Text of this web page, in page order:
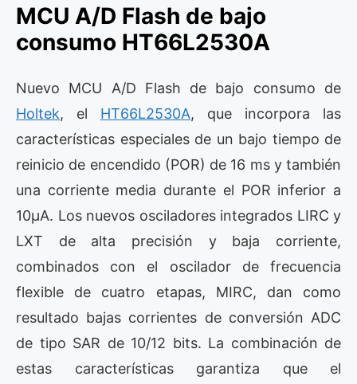
MCU A/D Flash de bajo
consumo HT66L2530A
Nuevo MCU A/D Flash de bajo consumo de
Holtek, el HT66L2530A, que incorpora las
características especiales de un bajo tiempo de
reinicio de encendido (POR) de 16 ms y también
una corriente media durante el POR inferior a
10μA. Los nuevos osciladores integrados LIRC y
LXT de alta precisión y baja corriente,
combinados con el oscilador de frecuencia
flexible de cuatro etapas, MIRC, dan como
resultado bajas corrientes de conversión ADC
de tipo SAR de 10/12 bits. La combinación de
estas características garantiza que el